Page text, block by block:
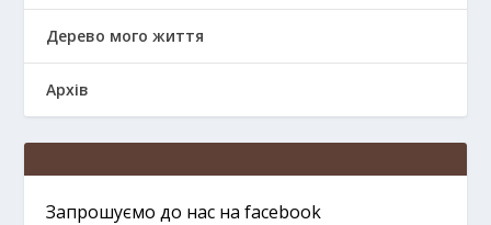
Дерево мого життя
Архів
Запрошуємо до нас на facebook